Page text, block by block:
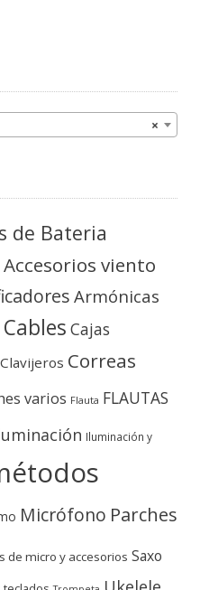
×
de Bateria
Accesorios viento
Armónicas
Cables Cajas
Clavijeros Correas
varios Flauta FLAUTAS
Iluminación y
Micrófono Parches
de micro y accesorios Saxo